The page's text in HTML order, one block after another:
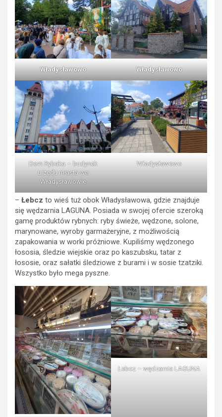
Władysławowo Władysławowo
Dom Rybaka – budynek
urzędu miasta we
Władysławowie
Władysławowo
– Łebcz to wieś tuż obok Władysławowa, gdzie znajduje
się wędzarnia LAGUNA. Posiada w swojej ofercie szeroką
gamę produktów rybnych: ryby świeże, wędzone, solone,
marynowane, wyroby garmażeryjne, z możliwością
zapakowania w worki próżniowe. Kupiliśmy wędzonego
łososia, śledzie wiejskie oraz po kaszubsku, tatar z
łososie, oraz sałatki śledziowe z burami i w sosie tzatziki.
Wszystko było mega pyszne.
Łebcz – wędzarnia LAGUNA